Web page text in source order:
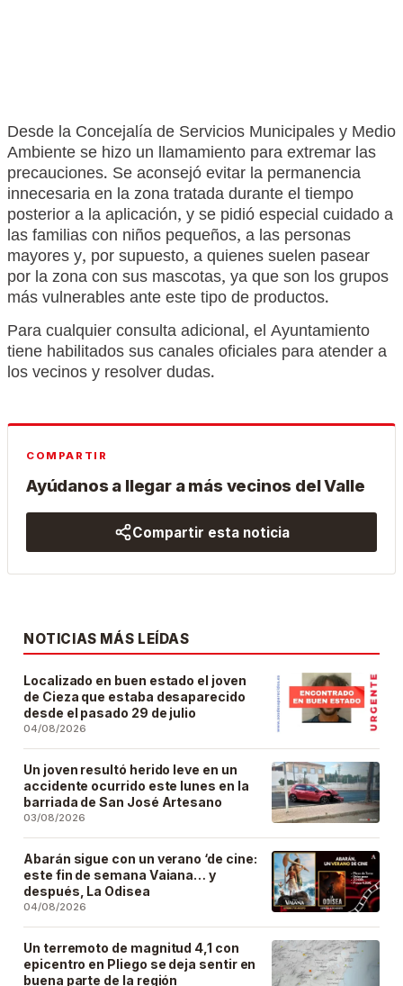
Desde la Concejalía de Servicios Municipales y Medio
Ambiente se hizo un llamamiento para extremar las
precauciones. Se aconsejó evitar la permanencia
innecesaria en la zona tratada durante el tiempo
posterior a la aplicación, y se pidió especial cuidado a
las familias con niños pequeños, a las personas
mayores y, por supuesto, a quienes suelen pasear
por la zona con sus mascotas, ya que son los grupos
más vulnerables ante este tipo de productos.
Para cualquier consulta adicional, el Ayuntamiento
tiene habilitados sus canales oficiales para atender a
los vecinos y resolver dudas.
COMPARTIR
Ayúdanos a llegar a más vecinos del Valle
Compartir esta noticia
NOTICIAS MÁS LEÍDAS
Localizado en buen estado el joven
de Cieza que estaba desaparecido
desde el pasado 29 de julio
04/08/2026
Un joven resultó herido leve en un
accidente ocurrido este lunes en la
barriada de San José Artesano
03/08/2026
Abarán sigue con un verano ‘de cine:
este fin de semana Vaiana… y
después, La Odisea
04/08/2026
Un terremoto de magnitud 4,1 con
epicentro en Pliego se deja sentir en
buena parte de la región